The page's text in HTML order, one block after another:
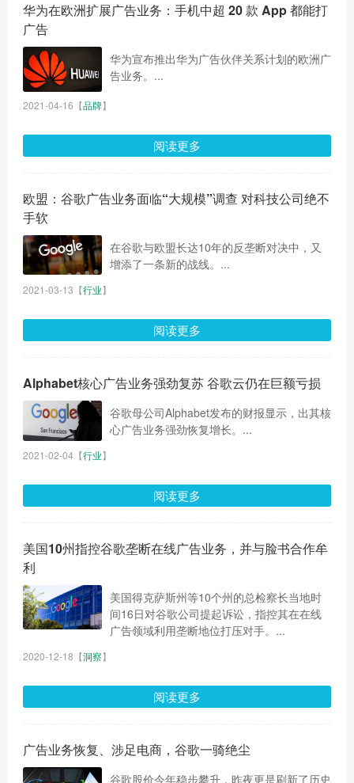
华为在欧洲扩展广告业务：手机中超 20 款 App 都能打
广告
华为宣布推出华为广告伙伴关系计划的欧洲广
告业务。...
2021-04-16 【品牌】
阅读更多
欧盟：谷歌广告业务面临“大规模”调查 对科技公司绝不
手软
在谷歌与欧盟长达10年的反垄断对决中，又
增添了一条新的战线。...
2021-03-13 【行业】
阅读更多
Alphabet核心广告业务强劲复苏 谷歌云仍在巨额亏损
谷歌母公司Alphabet发布的财报显示，出其核
心广告业务强劲恢复增长。...
2021-02-04 【行业】
阅读更多
美国10州指控谷歌垄断在线广告业务，并与脸书合作牟
利
美国得克萨斯州等10个州的总检察长当地时
间16日对谷歌公司提起诉讼，指控其在在线
广告领域利用垄断地位打压对手。...
2020-12-18 【洞察】
阅读更多
广告业务恢复、涉足电商，谷歌一骑绝尘
谷歌股价今年稳步攀升，昨夜更是刷新了历史